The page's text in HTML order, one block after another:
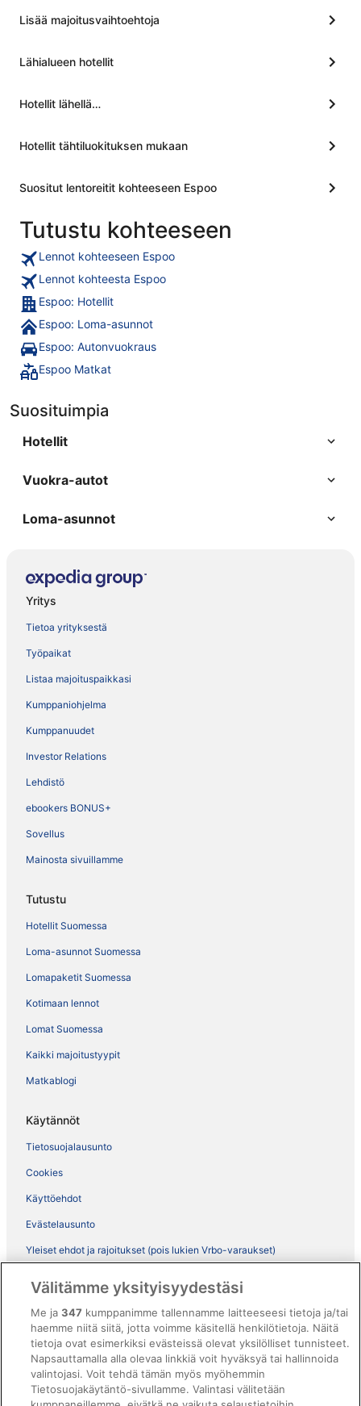
Lisää majoitusvaihtoehtoja
Lähialueen hotellit
Hotellit lähellä…
Hotellit tähtiluokituksen mukaan
Suositut lentoreitit kohteeseen Espoo
Tutustu kohteeseen
Lennot kohteeseen Espoo
Lennot kohteesta Espoo
Espoo: Hotellit
Espoo: Loma-asunnot
Espoo: Autonvuokraus
Espoo Matkat
Suosituimpia
Hotellit
Vuokra-autot
Loma-asunnot
Yritys
Tietoa yrityksestä
Työpaikat
Listaa majoituspaikkasi
Kumppaniohjelma
Kumppanuudet
Investor Relations
Lehdistö
ebookers BONUS+
Sovellus
Mainosta sivuillamme
Tutustu
Hotellit Suomessa
Loma-asunnot Suomessa
Lomapaketit Suomessa
Kotimaan lennot
Lomat Suomessa
Kaikki majoitustyypit
Matkablogi
Käytännöt
Tietosuojalausunto
Cookies
Käyttöehdot
Evästelausunto
Yleiset ehdot ja rajoitukset (pois lukien Vrbo-varaukset)
ebookers BONUS+ -ohjelman ehdot
Oikeudelliset tiedot / ota meihin yhteyttä
Sisältövaatimukset ja ilmoituksen tekeminen sisällöstä
Välitämme yksityisyydestäsi
Me ja347 kumppanimme tallennamme laitteeseesi tietoja ja/tai
haemme niitä siitä, jotta voimme käsitellä henkilötietoja. Näitä
tietoja ovat esimerkiksi evästeissä olevat yksilölliset tunnisteet.
Napsauttamalla alla olevaa linkkiä voit hyväksyä tai hallinnoida
valintojasi. Voit tehdä tämän myös myöhemmin
Tietosuojakäytäntö-sivullamme. Valintasi välitetään